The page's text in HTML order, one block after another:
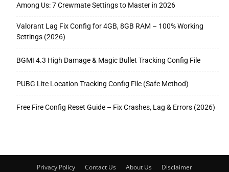
Among Us: 7 Crewmate Settings to Master in 2026
Valorant Lag Fix Config for 4GB, 8GB RAM – 100% Working
Settings (2026)
BGMI 4.3 High Damage & Magic Bullet Tracking Config File
PUBG Lite Location Tracking Config File (Safe Method)
Free Fire Config Reset Guide – Fix Crashes, Lag & Errors (2026)
Privacy Policy Contact Us About Us Disclaimer